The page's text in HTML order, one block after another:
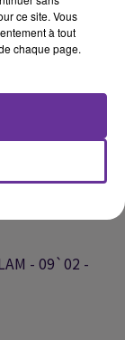
- 17`02 - PA_
USA
- 09`02 -
ce site. Vous
à tout
chaque page.